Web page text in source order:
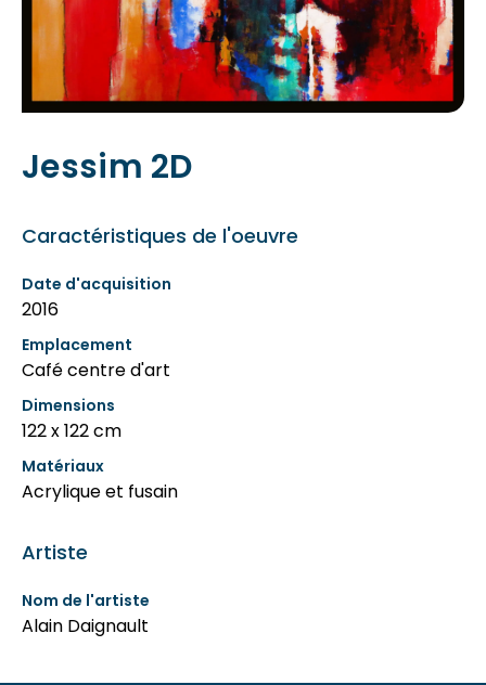
Jessim 2D
Caractéristiques de l'oeuvre
Date d'acquisition
2016
Emplacement
Café centre d'art
Dimensions
122 x 122 cm
Matériaux
Acrylique et fusain
Artiste
Nom de l'artiste
Alain Daignault